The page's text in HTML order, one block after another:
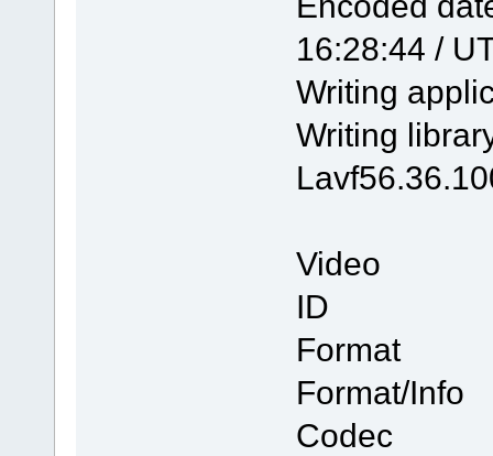
16:28:44 /
Writing
Writing
Video
ID
Format/
Codec